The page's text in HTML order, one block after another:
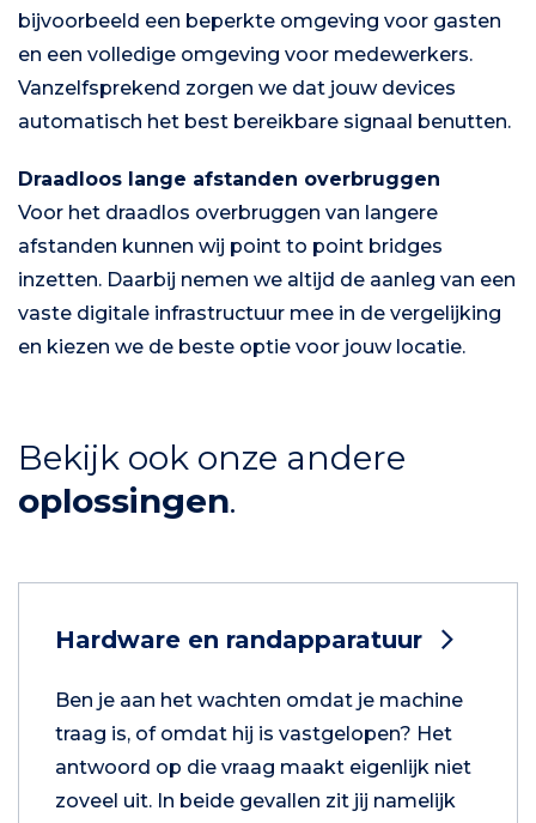
bijvoorbeeld een beperkte omgeving voor gasten
en een volledige omgeving voor medewerkers.
Vanzelfsprekend zorgen we dat jouw devices
automatisch het best bereikbare signaal benutten.
Draadloos lange afstanden overbruggen
Voor het draadlos overbruggen van langere
afstanden kunnen wij point to point bridges
inzetten. Daarbij nemen we altijd de aanleg van een
vaste digitale infrastructuur mee in de vergelijking
en kiezen we de beste optie voor jouw locatie.
Bekijk ook onze andere
oplossingen.
Hardware en randapparatuur
Ben je aan het wachten omdat je machine
traag is, of omdat hij is vastgelopen? Het
antwoord op die vraag maakt eigenlijk niet
zoveel uit. In beide gevallen zit jij namelijk